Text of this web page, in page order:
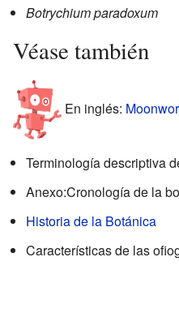
Botrychium paradoxum
Véase también
En inglés:
Terminología descriptiva
Anexo:Cronología de la
Historia de la Botánica
Características de las